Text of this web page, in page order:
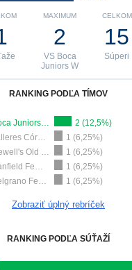
CELKOM
15
Súperi
MAXIMUM
2
VS Boca
Juniors W
RANKING PODĽA TÍMOV
Boca Juniors W
2 (12,5%)
Talleres Córdoba Femenino
1 (6,25%)
Newell's Old Boys Femenino
1 (6,25%)
Banfield Femenino
1 (6,25%)
Belgrano Femenino
1 (6,25%)
Zobraziť úplný rebríček
RANKING PODĽA SÚŤAŽÍ